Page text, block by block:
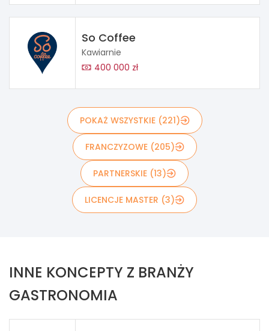
So Coffee
Kawiarnie
400 000 zł
POKAŻ WSZYSTKIE (221)
FRANCZYZOWE (205)
PARTNERSKIE (13)
LICENCJE MASTER (3)
INNE KONCEPTY Z BRANŻY
GASTRONOMIA